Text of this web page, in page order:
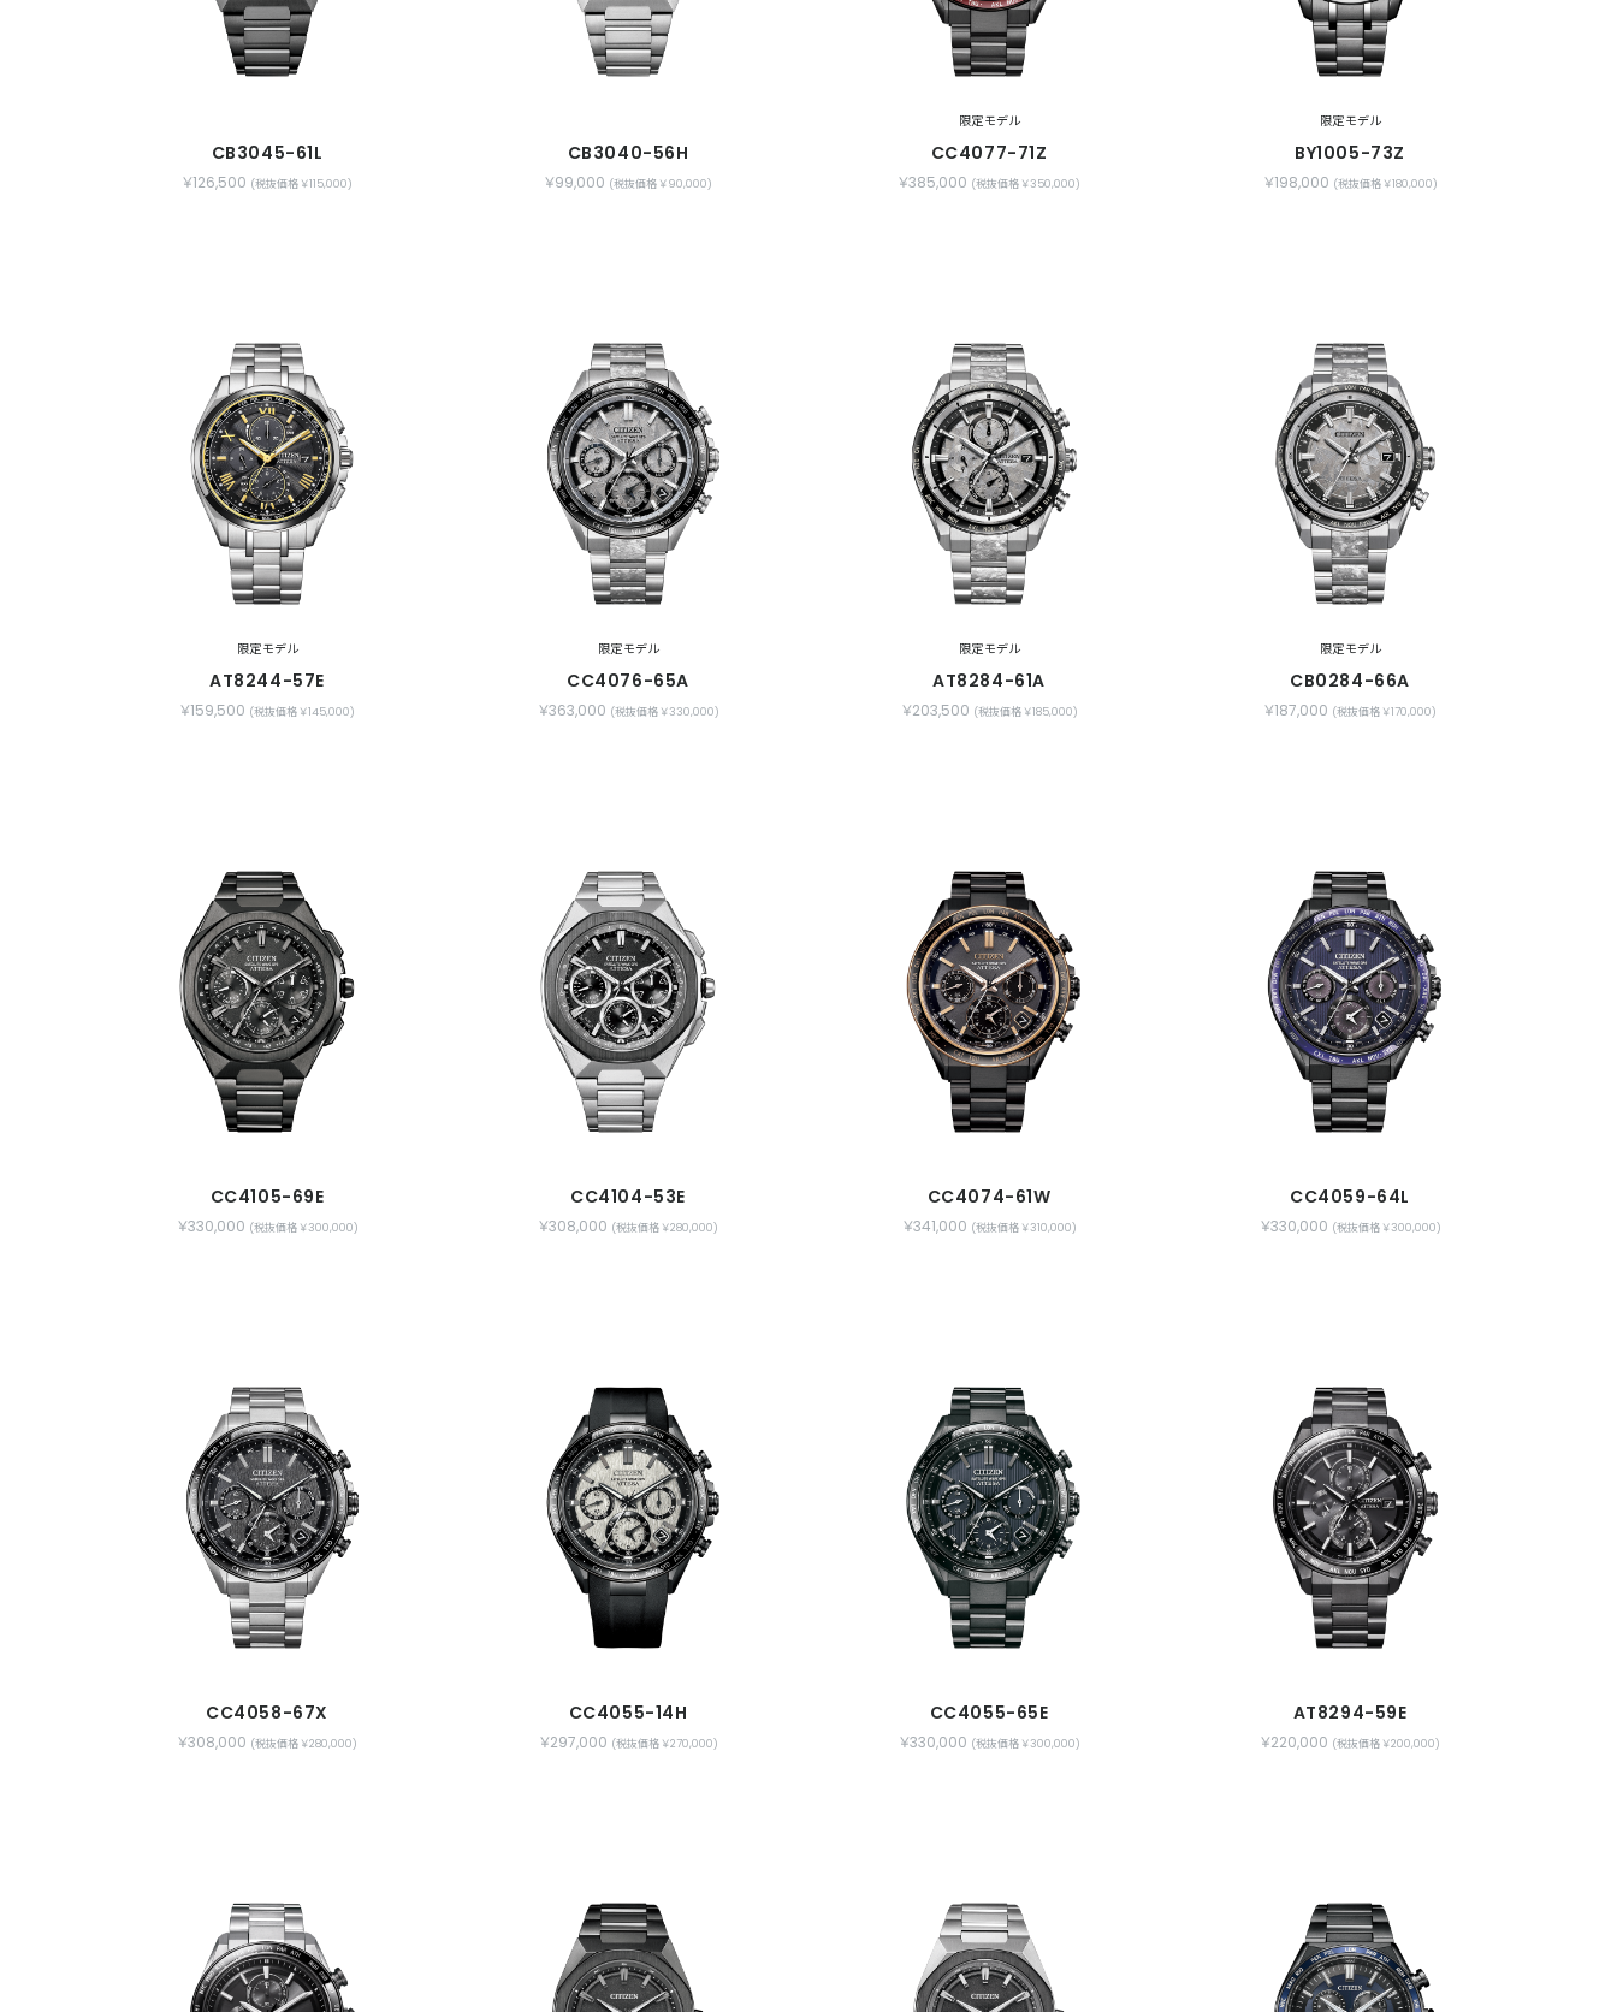
CB3045-61L
￥126,500 (税抜価格 ￥115,000)
CB3040-56H
￥99,000 (税抜価格 ￥90,000)
限定モデル
CC4077-71Z
￥385,000 (税抜価格 ￥350,000)
限定モデル
BY1005-73Z
￥198,000 (税抜価格 ￥180,000)
限定モデル
AT8244-57E
￥159,500 (税抜価格 ￥145,000)
限定モデル
CC4076-65A
￥363,000 (税抜価格 ￥330,000)
限定モデル
AT8284-61A
￥203,500 (税抜価格 ￥185,000)
限定モデル
CB0284-66A
￥187,000 (税抜価格 ￥170,000)
CC4105-69E
￥330,000 (税抜価格 ￥300,000)
CC4104-53E
￥308,000 (税抜価格 ￥280,000)
CC4074-61W
￥341,000 (税抜価格 ￥310,000)
CC4059-64L
￥330,000 (税抜価格 ￥300,000)
CC4058-67X
￥308,000 (税抜価格 ￥280,000)
CC4055-14H
￥297,000 (税抜価格 ￥270,000)
CC4055-65E
￥330,000 (税抜価格 ￥300,000)
AT8294-59E
￥220,000 (税抜価格 ￥200,000)